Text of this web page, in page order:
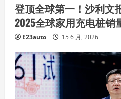
登顶全球第一！沙利文
2025全球家用充电桩销
E23auto 15 6 月, 2026